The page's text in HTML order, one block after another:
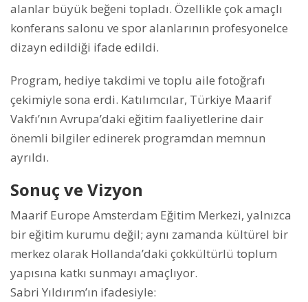
alanlar büyük beğeni topladı. Özellikle çok amaçlı
konferans salonu ve spor alanlarının profesyonelce
dizayn edildiği ifade edildi.
Program, hediye takdimi ve toplu aile fotoğrafı
çekimiyle sona erdi. Katılımcılar, Türkiye Maarif
Vakfı’nın Avrupa’daki eğitim faaliyetlerine dair
önemli bilgiler edinerek programdan memnun
ayrıldı.
Sonuç ve Vizyon
Maarif Europe Amsterdam Eğitim Merkezi, yalnızca
bir eğitim kurumu değil; aynı zamanda kültürel bir
merkez olarak Hollanda’daki çokkültürlü toplum
yapısına katkı sunmayı amaçlıyor.
Sabri Yıldırım’ın ifadesiyle: